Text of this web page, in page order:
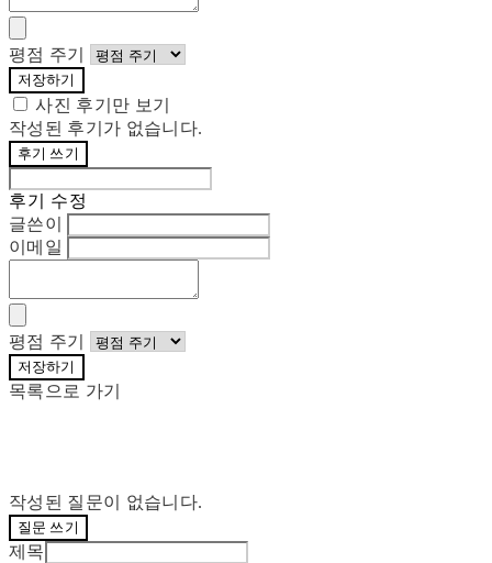
평점 주기
저장하기
사진 후기만 보기
작성된 후기가 없습니다.
후기 쓰기
후기 수정
글쓴이
이메일
평점 주기
저장하기
목록으로 가기
작성된 질문이 없습니다.
질문 쓰기
제목